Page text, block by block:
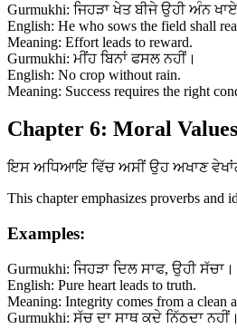
Gurmukhi: ਜਿਹੜਾ ਖੇਤ ਬੀਜੇ ਉਹੀ ਅੰਨ
English: He who sows the field shall
Meaning: Effort leads to reward.
Gurmukhi: ਮੀਂਹ ਬਿਨਾਂ ਫਸਲ ਨਹੀਂ।
English: No crop without rain.
Meaning: Success requires the right
Chapter 6: Moral
ਇਸ ਅਧਿਆਇ ਵਿੱਚ ਅਸੀਂ ਉਹ ਅਖਾਣ ਵੇਖਾਂਗੇ
This chapter emphasizes proverbs and
Examples:
Gurmukhi: ਜਿਹੜਾ ਦਿਲ ਸਾਫ, ਉਹੀ ਸੱਚਾ।
English: Pure heart leads to truth.
Meaning: Integrity comes from a clean
Gurmukhi: ਸੱਚ ਦਾ ਸਾਥ ਕਦੇ ਨਿੱਠਦਾ ਨਹੀਂ।